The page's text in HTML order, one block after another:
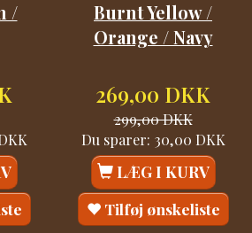
/
Burnt Yellow /
Orange / Navy
269,00 DKK
299,00 DKK
Du sparer: 30,00 DKK
LÆG I KURV
Tilføj ønskeliste